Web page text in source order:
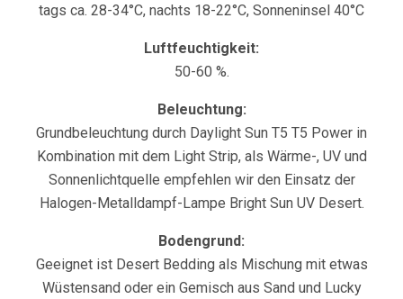
tags ca. 28-34°C, nachts 18-22°C, Sonneninsel 40°C
Luftfeuchtigkeit:
50-60 %.
Beleuchtung:
Grundbeleuchtung durch Daylight Sun T5 T5 Power in
Kombination mit dem Light Strip, als Wärme-, UV und
Sonnenlichtquelle empfehlen wir den Einsatz der
Halogen-Metalldampf-Lampe Bright Sun UV Desert.
Bodengrund:
Geeignet ist Desert Bedding als Mischung mit etwas
Wüstensand oder ein Gemisch aus Sand und Lucky